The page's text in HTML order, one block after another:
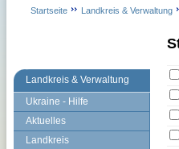
Landkreis & Verwaltung
Ukraine - Hilfe
Aktuelles
Landkreis
Startseite Landkreis & Verwaltung